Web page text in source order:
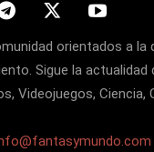
orientados a la
Sigue la actualidad
Videojuegos, Ciencia,